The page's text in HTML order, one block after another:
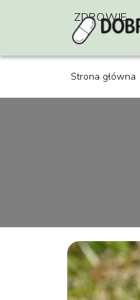
ZDROWIE
Strona główna